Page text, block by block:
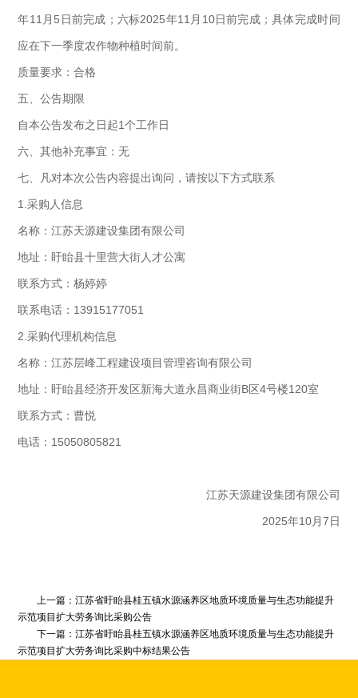
年11月5日前完成；六标2025年11月10日前完成；具体完成时间
应在下一季度农作物种植时间前。
质量要求：合格
五、公告期限
自本公告发布之日起1个工作日
六、其他补充事宜：无
七、凡对本次公告内容提出询问，请按以下方式联系
1.采购人信息
名称：江苏天源建设集团有限公司
地址：盱眙县十里营大街人才公寓
联系方式：杨婷婷
联系电话：13915177051
2.采购代理机构信息
名称：江苏层峰工程建设项目管理咨询有限公司
地址：盱眙县经济开发区新海大道永昌商业街B区4号楼120室
联系方式：曹悦
电话：15050805821
江苏天源建设集团有限公司
2025年10月7日
上一篇：江苏省盱眙县桂五镇水源涵养区地质环境质量与生态功能提升
示范项目扩大劳务询比采购公告
下一篇：江苏省盱眙县桂五镇水源涵养区地质环境质量与生态功能提升
示范项目扩大劳务询比采购中标结果公告